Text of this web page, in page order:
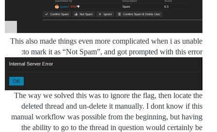
This also made things even more complicated when i as unable
to mark it as “Not Spam”, and got prompted with this error:
The way we solved this was to ignore the flag, then locate the
deleted thread and un-delete it manually. I dont know if this
manual workflow was possible from the beginning, but having
the ability to go to the thread in question would certainly be